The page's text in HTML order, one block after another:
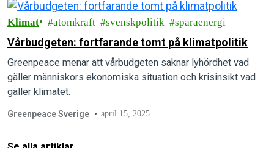
Klimat atomkraft svenskpolitik sparaenergi
Vårbudgeten: fortfarande tomt på klimatpolitik
Greenpeace menar att vårbudgeten saknar lyhördhet vad
gäller människors ekonomiska situation och krisinsikt vad
gäller klimatet.
Greenpeace Sverige april 15, 2025